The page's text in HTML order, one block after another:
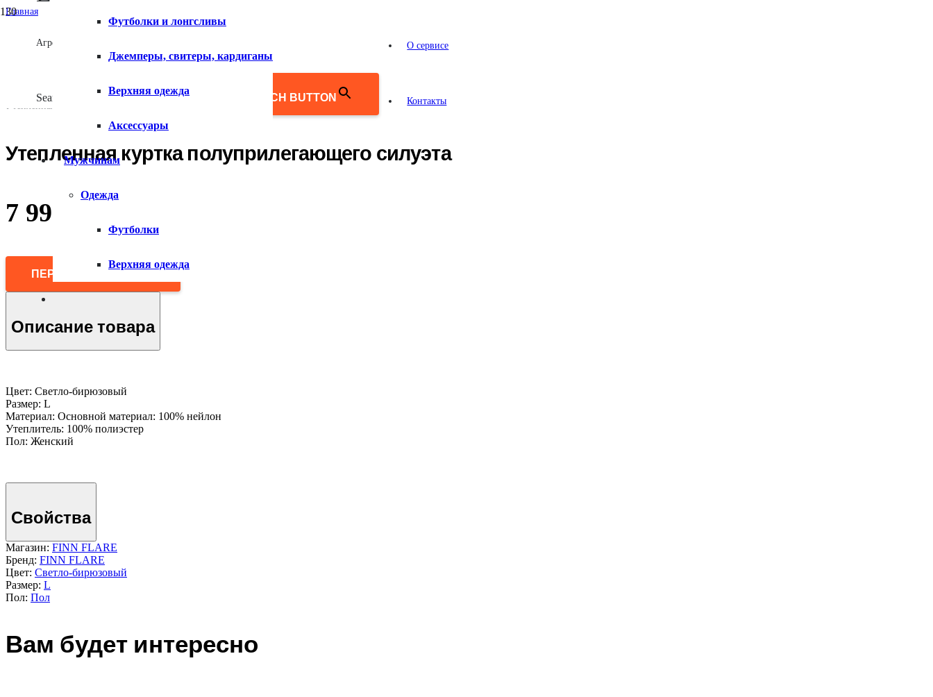
Агрегатор товаров
Search for: SEARCH BUTTON
О сервисе
Контакты
Футболки и лонгсливы
Джемперы, свитеры, кардиганы
Верхняя одежда
Аксессуары
Мужчинам
Одежда
Футболки
Верхняя одежда
Главная
Утепленная куртка полуприлегающего силуэта
7 990
ПЕРЕЙТИ В МАГАЗИН
Описание товара
Цвет: Светло-бирюзовый
Размер: L
Материал: Основной материал: 100% нейлон
Утеплитель: 100% полиэстер
Пол: Женский
Свойства
Магазин: FINN FLARE
Бренд: FINN FLARE
Цвет: Светло-бирюзовый
Размер: L
Пол: Пол
Вам будет интересно